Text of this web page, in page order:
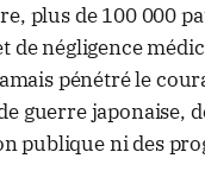
plus de 100 000
de négligence
pénétré le
guerre japonaise,
publique ni des